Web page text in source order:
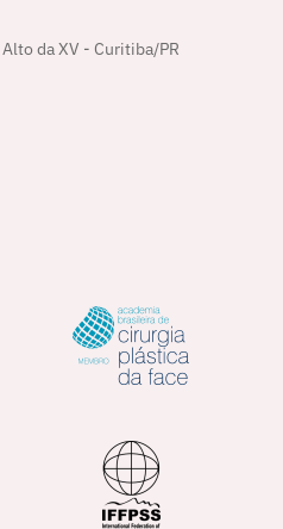
da XV - Curitiba/PR